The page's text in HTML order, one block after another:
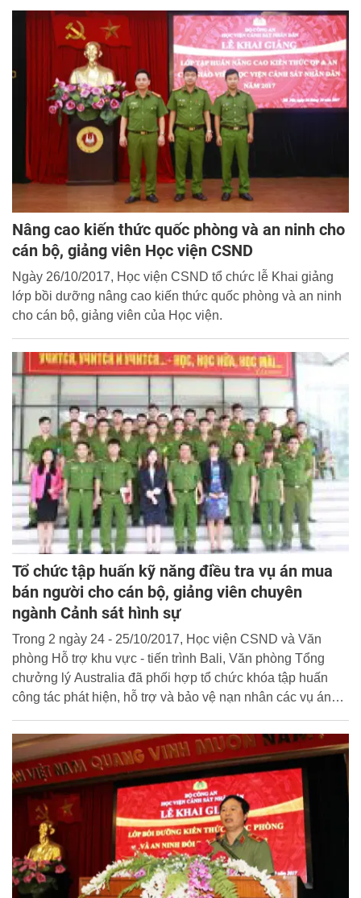
Nâng cao kiến thức quốc phòng và an ninh cho
cán bộ, giảng viên Học viện CSND
Ngày 26/10/2017, Học viện CSND tổ chức lễ Khai giảng
lớp bồi dưỡng nâng cao kiến thức quốc phòng và an ninh
cho cán bộ, giảng viên của Học viện.
Tổ chức tập huấn kỹ năng điều tra vụ án mua
bán người cho cán bộ, giảng viên chuyên
ngành Cảnh sát hình sự
Trong 2 ngày 24 - 25/10/2017, Học viện CSND và Văn
phòng Hỗ trợ khu vực - tiến trình Bali, Văn phòng Tổng
chưởng lý Australia đã phối hợp tổ chức khóa tập huấn
công tác phát hiện, hỗ trợ và bảo vệ nạn nhân các vụ án
ngành của Học viện CSND. Đây là một hoạt động trong
khuôn khổ hợp tác với Văn phòng Hỗ trợ khu vực thuộc
tiến trình Bali.